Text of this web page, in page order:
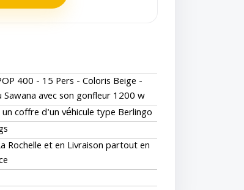
400 - 15 Pers - Coloris Beige -
Sawana avec son gonfleur 1200 w
coffre d'un véhicule type Berlingo
Rochelle et en Livraison partout en